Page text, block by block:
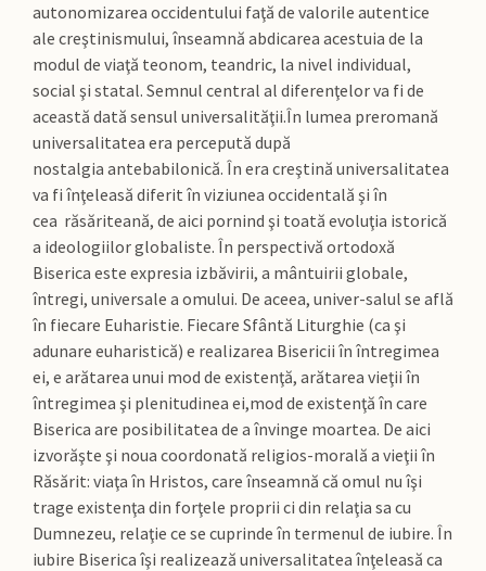
autonomizarea occidentului faţă de valorile autentice
ale creştinismului, înseamnă abdicarea acestuia de la
modul de viaţă teonom, teandric, la nivel individual,
social şi statal. Semnul central al diferenţelor va fi de
această dată sensul universalităţii.În lumea preromană
universalitatea era percepută după
nostalgia antebabilonică. În era creştină universalitatea
va fi înţeleasă diferit în viziunea occidentală şi în
cea răsăriteană, de aici pornind şi toată evoluţia istorică
a ideologiilor globaliste. În perspectivă ortodoxă
Biserica este expresia izbăvirii, a mântuirii globale,
întregi, universale a omului. De aceea, univer-salul se află
în fiecare Euharistie. Fiecare Sfântă Liturghie (ca şi
adunare euharistică) e realizarea Bisericii în întregimea
ei, e arătarea unui mod de existenţă, arătarea vieţii în
întregimea şi plenitudinea ei,mod de existenţă în care
Biserica are posibilitatea de a învinge moartea. De aici
izvorăşte şi noua coordonată religios-morală a vieţii în
Răsărit: viaţa în Hristos, care înseamnă că omul nu îşi
trage existenţa din forţele proprii ci din relaţia sa cu
Dumnezeu, relaţie ce se cuprinde în termenul de iubire. În
iubire Biserica îşi realizează universalitatea înţeleasă ca